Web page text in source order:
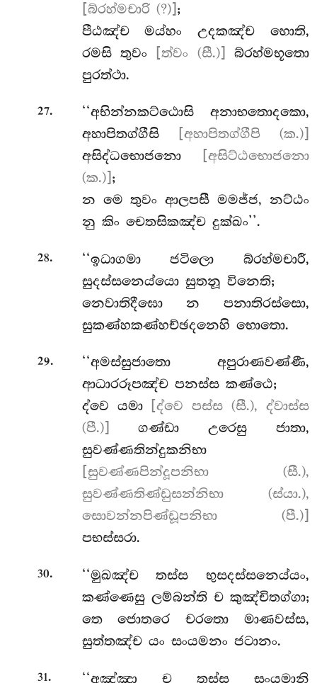
[බ්රහ්මචාරි (?)] ;
පීඨඤ්ච මය්හං උදකඤ්ච හොති,
රමසි තුවං
[ත්වං (සී.)]
බ්රහ්මභූතො
පුරත්ථා.
27. ‘‘අභින්නකට්ඨොසි අනාභතොදකො,
අහාපිතග්ගීසි
[අහාපිතග්ගීපි (ක.)]
අසිද්ධභොජනො
[අසිට්ඨභොජනො
(ක.)] ;
න මෙ තුවං ආලපසී මමජ්ජ, නට්ඨං
නු කිං චෙතසිකඤ්ච දුක්ඛං’’.
28.
‘‘ඉධාගමා ජටිලො බ්රහ්මචාරී,
සුදස්සනෙය්යො සුතනූ විනෙති;
නෙවාතිදීඝො න පනාතිරස්සො,
සුකණ්හකණ්හච්ඡදනෙහි භොතො.
29. ‘‘අමස්සුජාතො අපුරාණවණ්ණී,
ආධාරරූපඤ්ච පනස්ස කණ්ඨෙ;
ද්වෙ යමා
[ද්වෙ පස්ස (සී.), ද්වාස්ස
(පී.)]
ගණ්ඩා උරෙසු ජාතා,
සුවණ්ණතින්දුකනිභා
[සුවණ්ණපින්දූපනිභා (සී.),
සුවණ්ණතිණ්ඩුසන්නිභා (ස්යා.),
සොවන්නපිණ්ඩූපනිභා (පී.)]
පභස්සරා.
30.
‘‘මුඛඤ්ච තස්ස භුසදස්සනෙය්යං,
කණ්ණෙසු ලම්බන්ති ච කුඤ්චිතග්ගා;
තෙ ජොතරෙ චරතො මාණවස්ස,
සුත්තඤ්ච යං සංයමනං ජටානං.
31. ‘‘අඤ්ඤා ච තස්ස සංයමානි